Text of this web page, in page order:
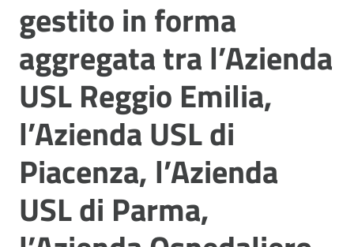
gestito in forma
aggregata tra l’Azienda
USL Reggio Emilia,
l’Azienda USL di
Piacenza, l’Azienda
USL di Parma,